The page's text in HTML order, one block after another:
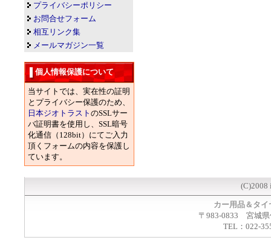
プライバシーポリシー
お問合せフォーム
相互リンク集
メールマガジン一覧
個人情報保護について
当サイトでは、実在性の証明
とプライバシー保護のため、
日本ジオトラスト のSSLサー
バ証明書を使用し、SSL暗号
化通信（128bit）にてご入力
頂くフォームの内容を保護し
ています。
(C)2008
カー用品＆タ
〒983-0833 宮城県
TEL：022-